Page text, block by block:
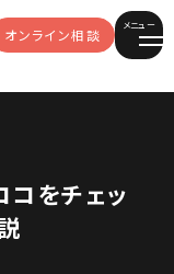
オンライン相談
メニュー
をチェッ